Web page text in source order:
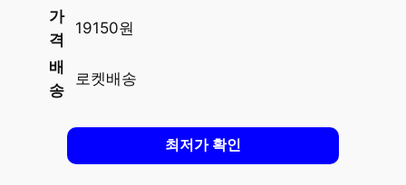
가
격
19150원
배
송
로켓배송
최저가 확인